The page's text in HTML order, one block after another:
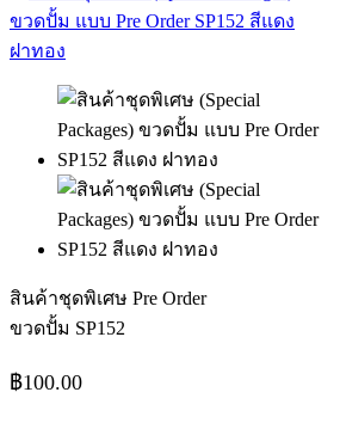
สินค้าชุดพิเศษ Pre Order
ขวดปั้ม SP152
฿100.00